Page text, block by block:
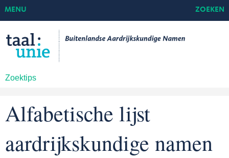
Zoektips
MENU ZOEKEN
Alfabetische lijst
aardrijkskundige namen